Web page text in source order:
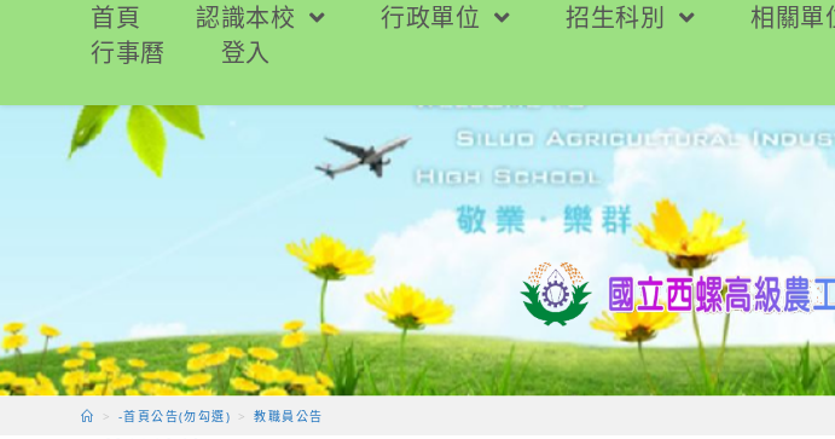
要
首頁 認識本校 行政單位 招生科別 相關單
行事曆
登入
> -首頁公告(勿勾選) > 教職員公告